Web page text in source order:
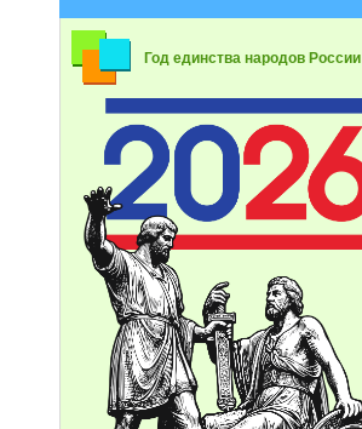
Год единства народов России